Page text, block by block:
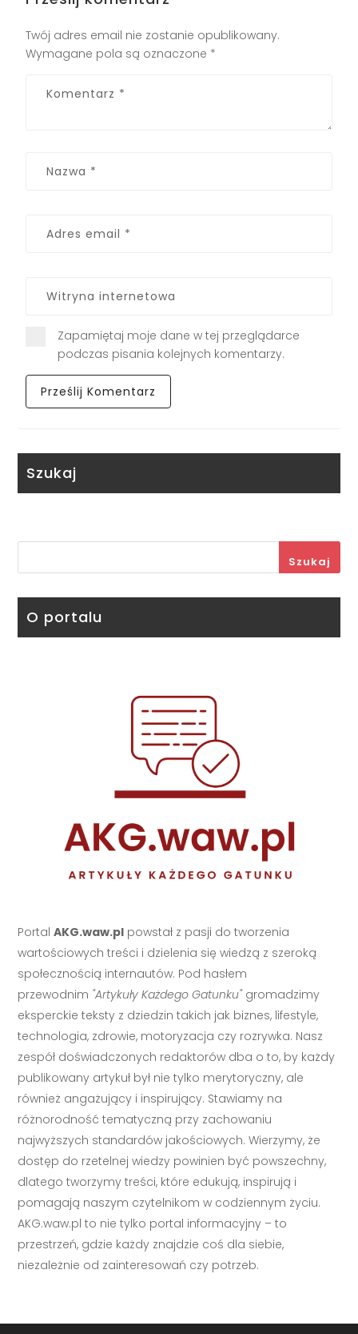
Twój adres email nie zostanie opublikowany.
Wymagane pola są oznaczone *
Zapamiętaj moje dane w tej przeglądarce
podczas pisania kolejnych komentarzy.
Szukaj
Szukaj
O portalu
PortalAKG.waw.pl powstał z pasji do tworzenia
wartościowych treści i dzielenia się wiedzą z szeroką
społecznością internautów. Pod hasłem
przewodnim "Artykuły Każdego Gatunku"gromadzimy
eksperckie teksty z dziedzin takich jak biznes, lifestyle,
technologia, zdrowie, motoryzacja czy rozrywka. Nasz
zespół doświadczonych redaktorów dba o to, by każdy
publikowany artykuł był nie tylko merytoryczny, ale
również angażujący i inspirujący. Stawiamy na
różnorodność tematyczną przy zachowaniu
najwyższych standardów jakościowych. Wierzymy, że
dostęp do rzetelnej wiedzy powinien być powszechny,
dlatego tworzymy treści, które edukują, inspirują i
pomagają naszym czytelnikom w codziennym życiu.
AKG.waw.pl to nie tylko portal informacyjny – to
przestrzeń, gdzie każdy znajdzie coś dla siebie,
niezależnie od zainteresowań czy potrzeb.